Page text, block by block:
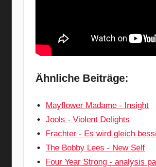
Ähnliche Beiträge:
Mayflower Madame - Insight
Jools - Violent Delights
Frachter - Es wird gleich
The Bobby Lees - New Self
Four Year Strong - analysis